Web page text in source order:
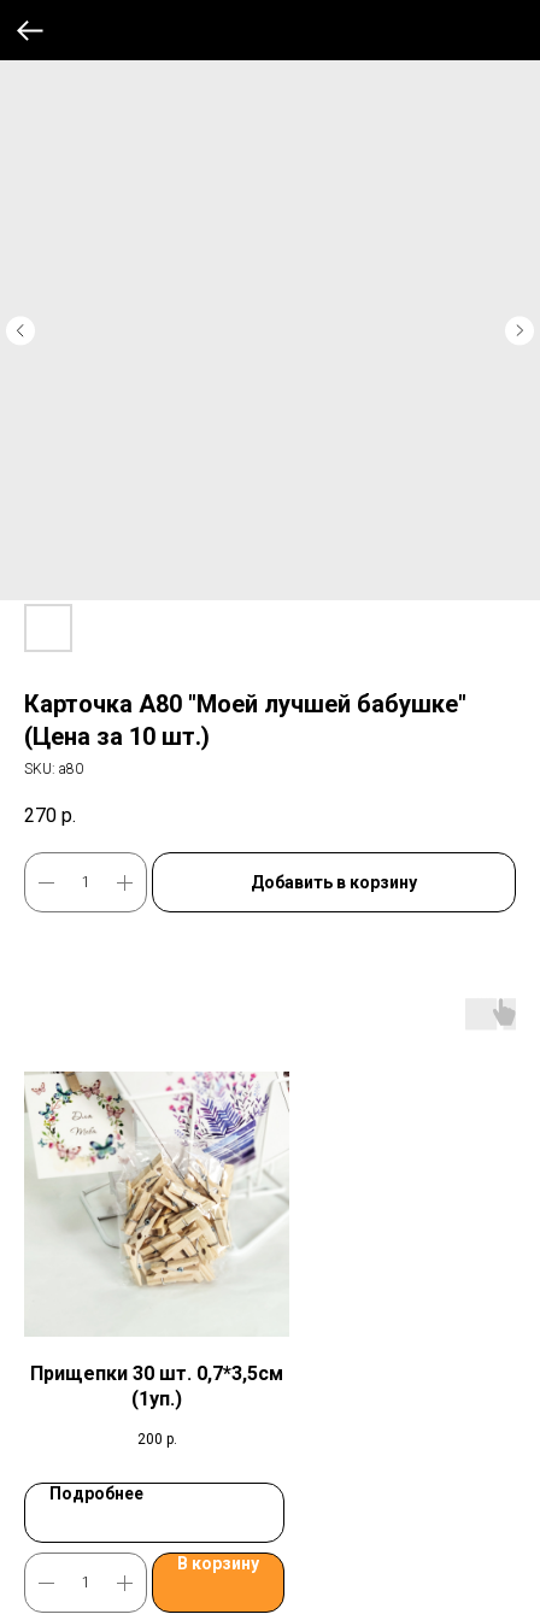
Карточка А80 "Моей лучшей бабушке"
(Цена за 10 шт.)
SKU: а80
270 р.
Добавить в корзину
Прищепки 30 шт. 0,7*3,5см
(1уп.)
200 р.
Подробнее
В корзину